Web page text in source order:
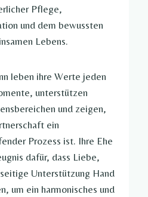
Pflege,
und dem bewussten
Lebens.
leben ihre Werte jeden
unterstützen
und zeigen,
ein
Prozess ist. Ihre Ehe
dafür, dass Liebe,
Unterstützung Hand
um ein harmonisches und